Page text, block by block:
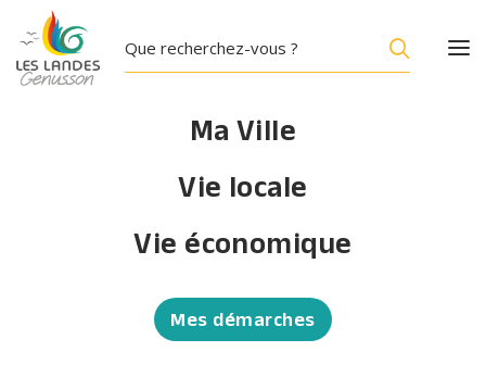
Ma Ville
Vie locale
Vie économique
Mes démarches
APPL
Association pour la protection du patrimoine et
de la mémoire landaise